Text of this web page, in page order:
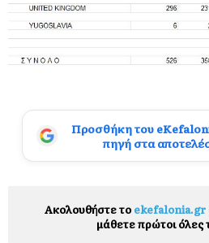
Προσθήκη του
πηγή στα
Ακολουθήστε το ekefalonia.gr
μάθετε πρώτοι όλες